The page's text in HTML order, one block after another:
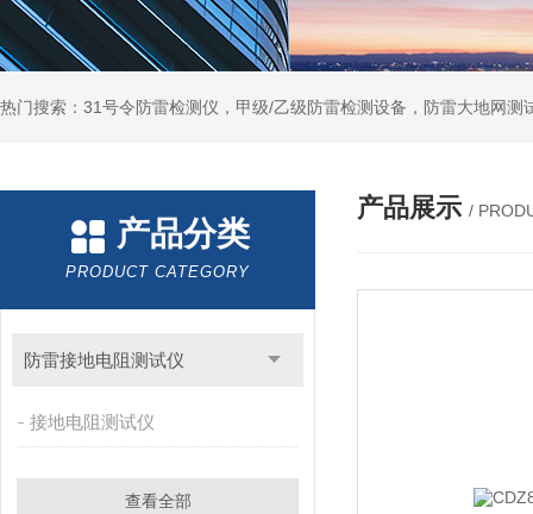
热门搜索：31号令防雷检测仪，甲级/乙级防雷检测设备，防雷大地网
产品分类
PRODUCT CATEGORY
防雷接地电阻测试仪
接地电阻测试仪
查看全部
产品展示 /